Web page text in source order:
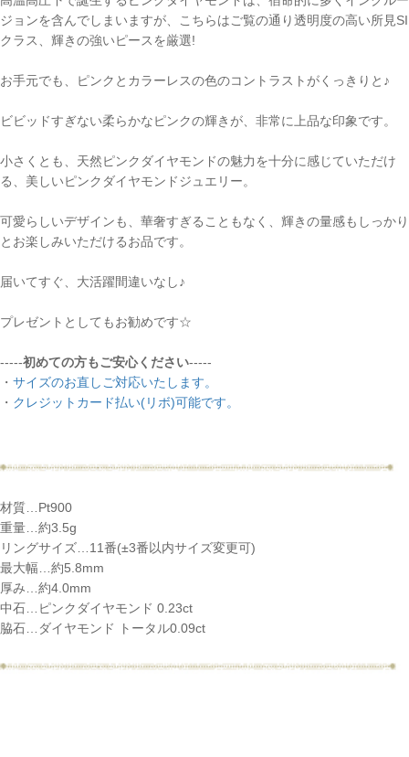
ジョンを含んでしまいますが、こちらはご覧の通り透明度の高い所見SI
クラス、輝きの強いピースを厳選!
お手元でも、ピンクとカラーレスの色のコントラストがくっきりと♪
ビビッドすぎない柔らかなピンクの輝きが、非常に上品な印象です。
小さくとも、天然ピンクダイヤモンドの魅力を十分に感じていただけ
る、美しいピンクダイヤモンドジュエリー。
可愛らしいデザインも、華奢すぎることもなく、輝きの量感もしっかり
とお楽しみいただけるお品です。
届いてすぐ、大活躍間違いなし♪
プレゼントとしてもお勧めです☆
-----初めての方もご安心ください-----
・ サイズのお直しご対応いたします。
・ クレジットカード払い(リボ)可能です。
材質…Pt900
重量…約3.5g
リングサイズ…11番(±3番以内サイズ変更可)
最大幅…約5.8mm
厚み…約4.0mm
中石…ピンクダイヤモンド 0.23ct
脇石…ダイヤモンド トータル0.09ct